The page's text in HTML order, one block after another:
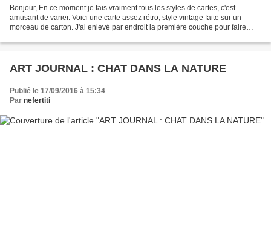
Bonjour, En ce moment je fais vraiment tous les styles de cartes, c'est
amusant de varier. Voici une carte assez rétro, style vintage faite sur un
morceau de carton. J'ai enlevé par endroit la première couche pour faire
ART JOURNAL : CHAT DANS LA NATURE
Publié le 17/09/2016 à 15:34
Par nefertiti